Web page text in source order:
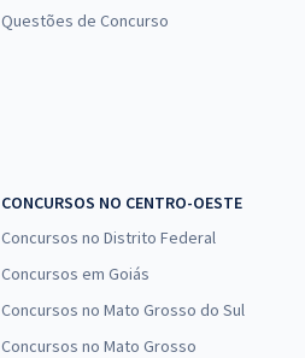
Questões de Concurso
CONCURSOS NO CENTRO-OESTE
Concursos no Distrito Federal
Concursos em Goiás
Concursos no Mato Grosso do Sul
Concursos no Mato Grosso